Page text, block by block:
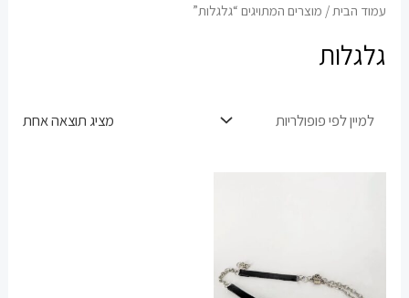
עמוד הבית/ מוצרים המתויגים “גלגלות”
גלגלות
מציג תוצאה אחת